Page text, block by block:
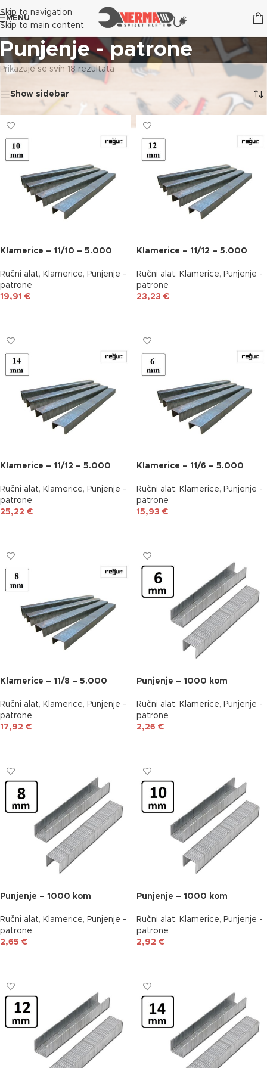
Skip to navigation
Skip to main content
MENU
Punjenje - patrone
Prikazuje se svih 18 rezultata
Show sidebar
Klamerice – 11/10 – 5.000
Ručni alat, Klamerice, Punjenje -
patrone
19,91 €
Klamerice – 11/12 – 5.000
Ručni alat, Klamerice, Punjenje -
patrone
23,23 €
Klamerice – 11/12 – 5.000
Ručni alat, Klamerice, Punjenje -
patrone
25,22 €
Klamerice – 11/6 – 5.000
Ručni alat, Klamerice, Punjenje -
patrone
15,93 €
Klamerice – 11/8 – 5.000
Ručni alat, Klamerice, Punjenje -
patrone
17,92 €
Punjenje – 1000 kom
Ručni alat, Klamerice, Punjenje -
patrone
2,26 €
Punjenje – 1000 kom
Ručni alat, Klamerice, Punjenje -
patrone
2,65 €
Punjenje – 1000 kom
Ručni alat, Klamerice, Punjenje -
patrone
2,92 €